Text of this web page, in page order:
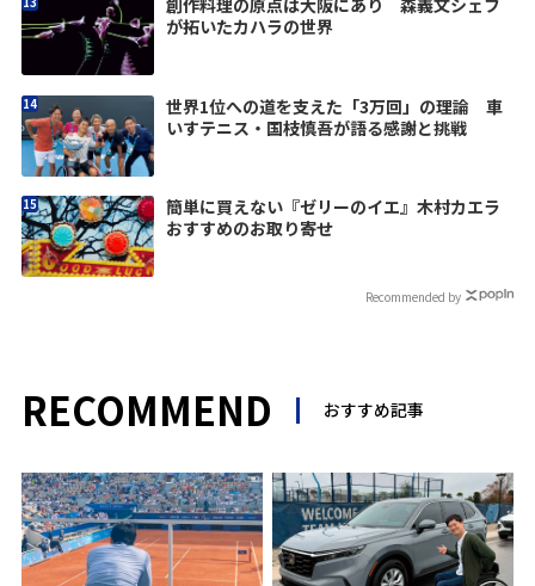
創作料理の原点は大阪にあり 森義文シェフ
が拓いたカハラの世界
世界1位への道を支えた「3万回」の理論 車
いすテニス・国枝慎吾が語る感謝と挑戦
簡単に買えない『ゼリーのイエ』木村カエラ
おすすめのお取り寄せ
Recommended by
RECOMMEND おすすめ記事